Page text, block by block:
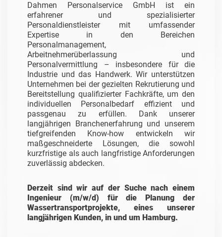
Dahmen Personalservice GmbH ist ein
erfahrener und spezialisierter
Personaldienstleister mit umfassender
Expertise in den Bereichen
Personalmanagement,
Arbeitnehmerüberlassung und
Personalvermittlung – insbesondere für die
Industrie und das Handwerk.Wir unterstützen
Unternehmen bei der gezielten Rekrutierung und
Bereitstellung qualifizierter Fachkräfte, um den
individuellen Personalbedarf effizient und
passgenau zu erfüllen. Dank unserer
langjährigen Branchenerfahrung und unserem
tiefgreifenden Know-how entwickeln wir
maßgeschneiderte Lösungen, die sowohl
kurzfristige als auch langfristige Anforderungen
zuverlässig abdecken.
Derzeit sind wir auf der Suche nach einem
Ingenieur (m/w/d) für die Planung der
Wassertransportprojekte, eines unserer
langjährigen Kunden, in und um Hamburg.